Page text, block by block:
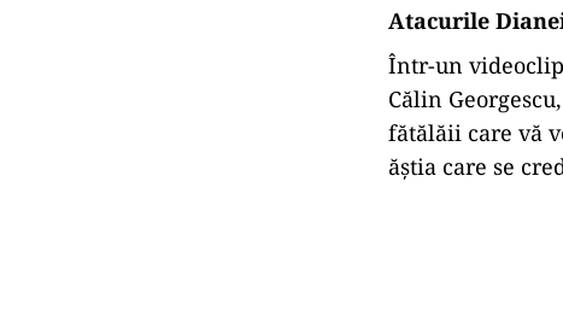
Atacurile
Într-un videoclip
Călin
fătălăii care vă
ăștia care se